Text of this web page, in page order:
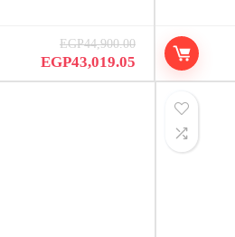
EGP44,900.00
السعر
الأصلي
EGP43,019.05
السعر
الحالي